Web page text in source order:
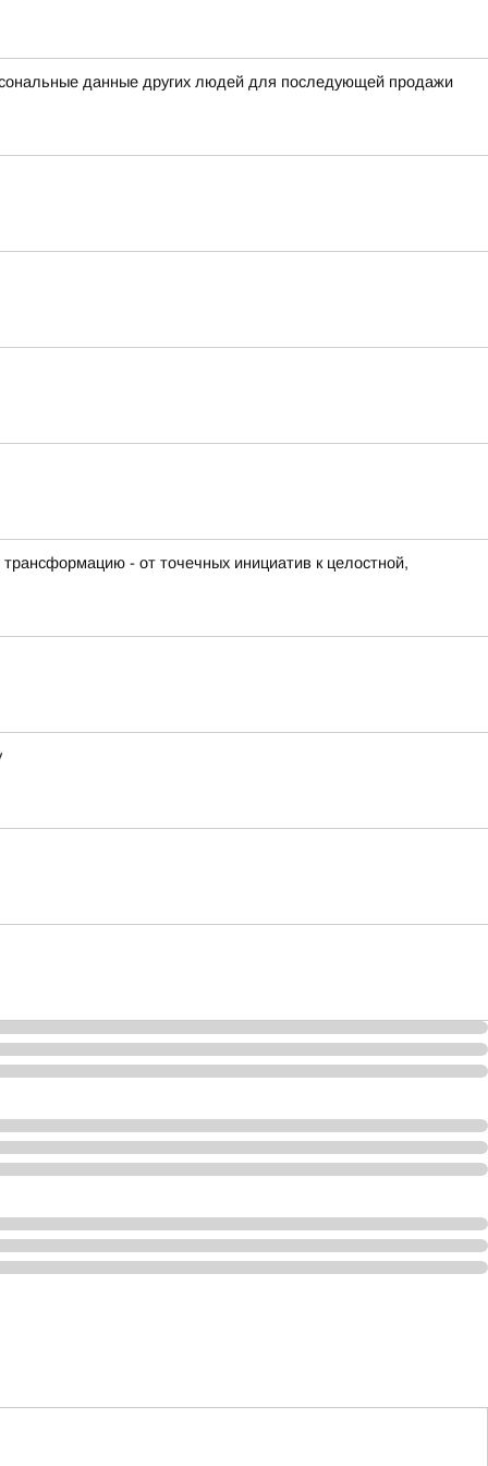
данные других людей для последующей продажи
- от точечных инициатив к целостной,